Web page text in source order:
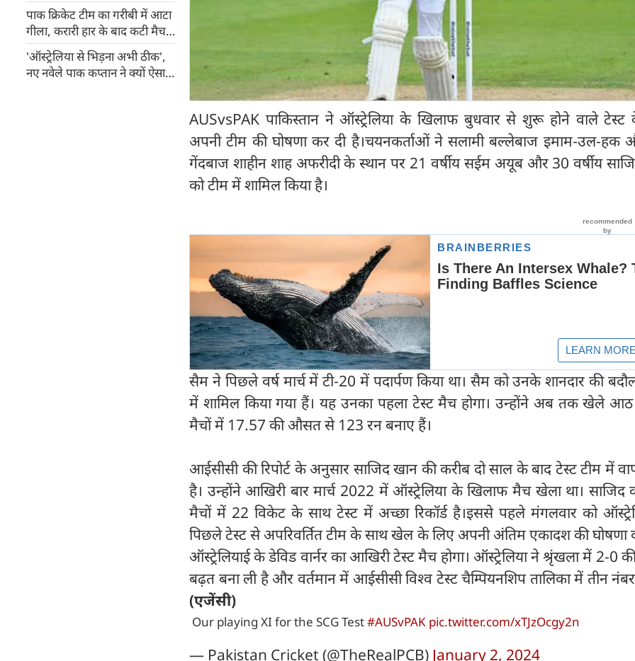
स्थिति में पहुंचाया
पाक क्रिकेट टीम का गरीबी में आटा
गीला, करारी हार के बाद कटी मैच
फीस
'ऑस्ट्रेलिया से भिड़ना अभी ठीक',
नए नवेले पाक कप्तान ने क्यों ऐसा
AUSvsPAK पाकिस्तान ने ऑस्ट्रेलिया के खिलाफ बुधवार से शुरू होने वाले टेस्ट
अपनी टीम की घोषणा कर दी है।चयनकर्ताओं ने सलामी बल्लेबाज इमाम-उल-हक
गेंदबाज शाहीन शाह अफरीदी के स्थान पर 21 वर्षीय सईम अयूब और 30 वर्षीय
को टीम में शामिल किया है।
सैम ने पिछले वर्ष मार्च में टी-20 में पदार्पण किया था। सैम को उनके शानदार की
में शामिल किया गया हैं। यह उनका पहला टेस्ट मैच होगा। उन्होंने अब तक खेले आठ
मैचों में 17.57 की औसत से 123 रन बनाए हैं।
आईसीसी की रिपोर्ट के अनुसार साजिद खान की करीब दो साल के बाद टेस्ट टीम में
है। उन्होंने आखिरी बार मार्च 2022 में ऑस्ट्रेलिया के खिलाफ मैच खेला था। साजिद
मैचों में 22 विकेट के साथ टेस्ट में अच्छा रिकॉर्ड है।इससे पहले मंगलवार को
पिछले टेस्ट से अपरिवर्तित टीम के साथ खेल के लिए अपनी अंतिम एकादश की घोषणा
ऑस्ट्रेलियाई के डेविड वार्नर का आखिरी टेस्ट मैच होगा। ऑस्ट्रेलिया ने श्रृंखला में 2-0
बढ़त बना ली है और वर्तमान में आईसीसी विश्व टेस्ट चैम्पियनशिप तालिका में तीन
(एजेंसी)
Our playing XI for the SCG Test#AUSvPAK pic.twitter.com/xTJzOcgy2n
— Pakistan Cricket (@TheRealPCB) January 2, 2024